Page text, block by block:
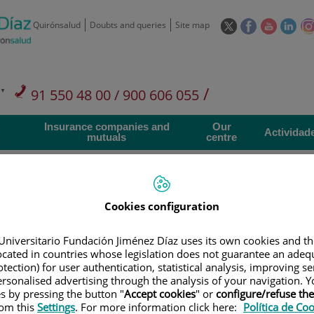
Quirónsalud Doubts and queries Site map
This
pop-
window.
This
pop-
up
This
pop-
up
This
up
91 550 48 00 / 900 606 055/
Private Care: 91 090 05 16
Insurance companies and
mutuals
Our
centre
Research
Teléfono de atención al usuario900 301 013
Cookies configuration
Fundación Jiménez Díaz uses its own cookies and
in countries whose legislation does not guarantee an
for user authentication, statistical analysis, improving
advertising through the analysis of your navigation.
by pressing the button "Accept cookies" or configure/refuse
thisSettings. For more information click here: Política de